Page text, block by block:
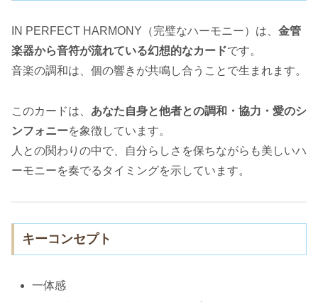
IN PERFECT HARMONY（完璧なハーモニー）は、 金管
楽器から音符が流れている幻想的なカードです。
音楽の調和は、個の響きが共鳴し合うことで生まれます。
このカードは、 あなた自身と他者との調和・協力・愛のシ
ンフォニーを象徴しています。
人との関わりの中で、自分らしさを保ちながらも美しいハ
ーモニーを奏でるタイミングを示しています。
キーコンセプト
一体感